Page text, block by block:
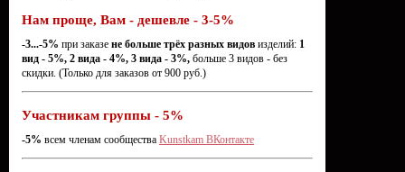
Нам проще, Вам - дешевле - 3-5%
-3...-5% при заказе не больше трёх разных видов изделий: 1
вид - 5%, 2 вида - 4%, 3 вида - 3%, больше 3 видов - без
скидки. (Только для заказов от 900 руб.)
Участникам группы - 5%
-5% всем членам сообщества Kunstkam ВКонтакте